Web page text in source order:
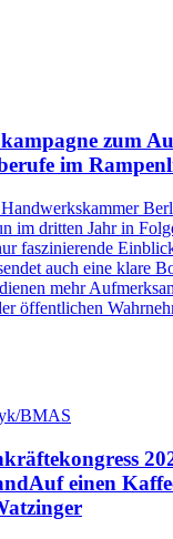
zum
im
im dritten Jahr in
faszinierende
auch eine klare
mehr
öffentlichen
BMAS
Auf einen